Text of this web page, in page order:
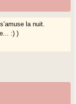
la nuit.
:) )